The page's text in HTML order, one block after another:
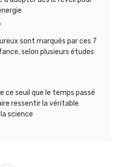
sont marqués par ces 7
selon plusieurs études
ce seuil que le temps passé
ressentir la véritable
science